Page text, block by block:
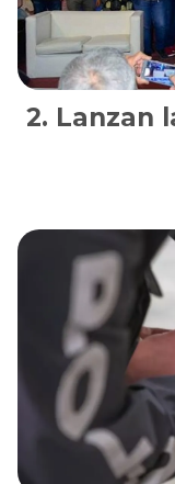
Lanzan